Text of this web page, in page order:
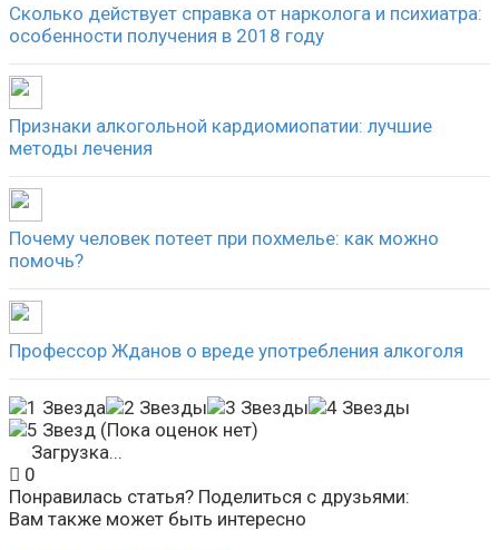
Сколько действует справка от нарколога и психиатра:
особенности получения в 2018 году
Признаки алкогольной кардиомиопатии: лучшие
методы лечения
Почему человек потеет при похмелье: как можно
помочь?
Профессор Жданов о вреде употребления алкоголя
(Пока оценок нет)
Загрузка...
0
Понравилась статья? Поделиться с друзьями:
Вам также может быть интересно